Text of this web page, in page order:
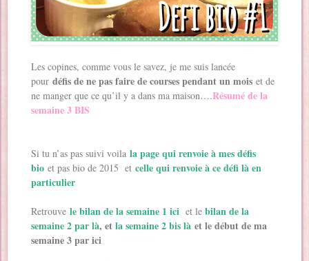
Les copines, comme vous le savez, je me suis lancée
pourdéfis de ne pas faire de courses pendant un mois et de
ne manger que ce qu’il y a dans ma maison….Résumé de la
semaine 3 BIS
Si tu n’as pas suivi voila la page qui renvoie à mes défis
bio et pas bio de 2015 etcelle qui renvoie à ce défi là en
particulier
Retrouve le bilan de la semaine 1 ici et lebilan de la
semaine 2 par là, etla semaine 2 bis là et le début de ma
semaine 3 par ici